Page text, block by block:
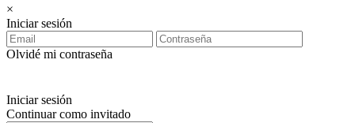
×
Iniciar sesión
Olvidé mi contraseña
Iniciar sesión
Continuar como invitado